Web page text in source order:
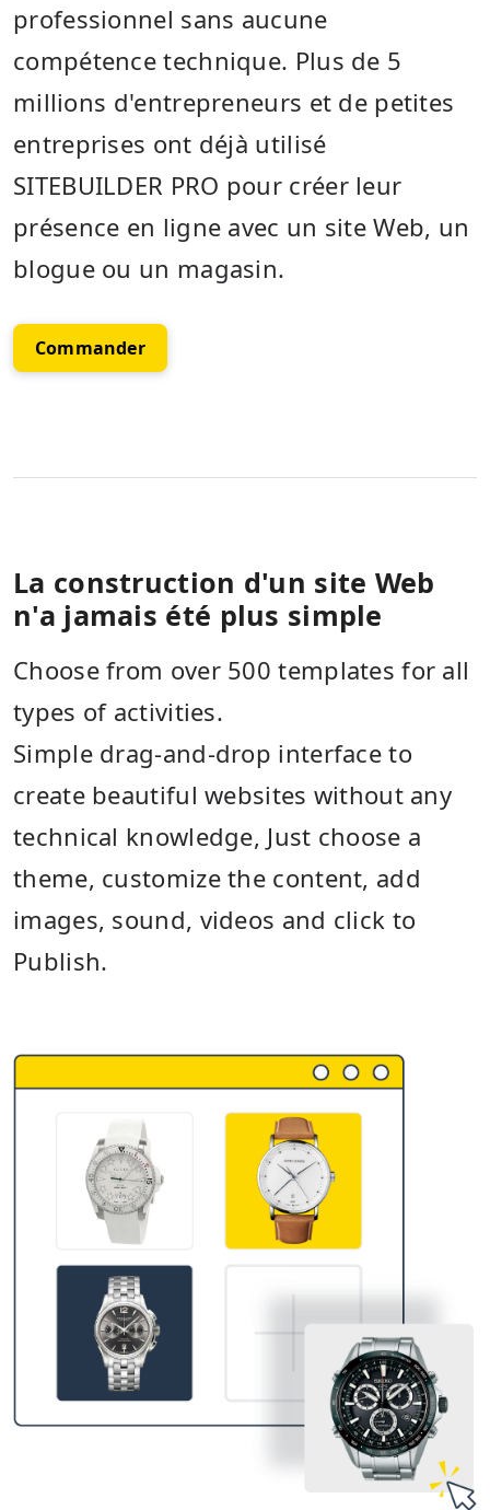
professionnel sans aucune
compétence technique. Plus de 5
millions d'entrepreneurs et de petites
entreprises ont déjà utilisé
SITEBUILDER PRO pour créer leur
présence en ligne avec un site Web, un
blogue ou un magasin.
Commander
La construction d'un site Web
n'a jamais été plus simple
Choose from over 500 templates for all
types of activities.
Simple drag-and-drop interface to
create beautiful websites without any
technical knowledge, Just choose a
theme, customize the content, add
images, sound, videos and click to
Publish.